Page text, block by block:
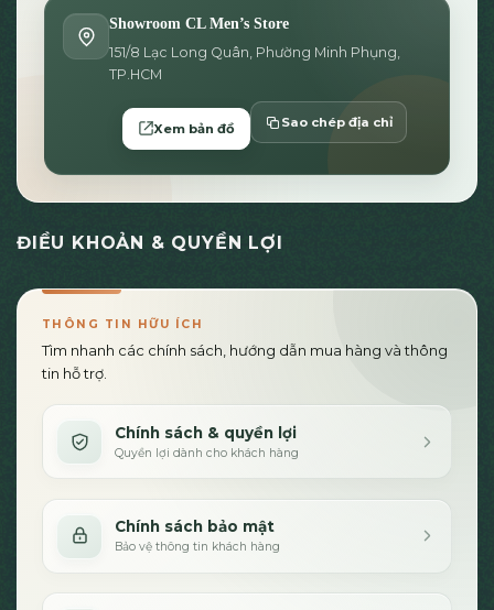
Showroom CL Men’s Store
151/8 Lạc Long Quân, Phường Minh Phụng,
TP.HCM
Xem bản đồ Sao chép địa chỉ
ĐIỀU KHOẢN & QUYỀN LỢI
THÔNG TIN HỮU ÍCH
Tìm nhanh các chính sách, hướng dẫn mua hàng và thông
tin hỗ trợ.
Chính sách & quyền lợi
Quyền lợi dành cho khách hàng
Chính sách bảo mật
Bảo vệ thông tin khách hàng